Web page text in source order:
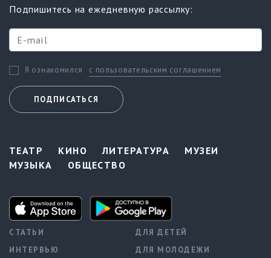
Подпишитесь на ежедневную рассылку:
Я ознакомился с пользовательским соглашением
ПОДПИСАТЬСЯ
ТЕАТР КИНО ЛИТЕРАТУРА
МУЗЕИ
МУЗЫКА
ОБЩЕСТВО
СТАТЬИ
ИНТЕРВЬЮ
ДЛЯ ДЕТЕЙ
ДЛЯ МОЛОДЕЖИ